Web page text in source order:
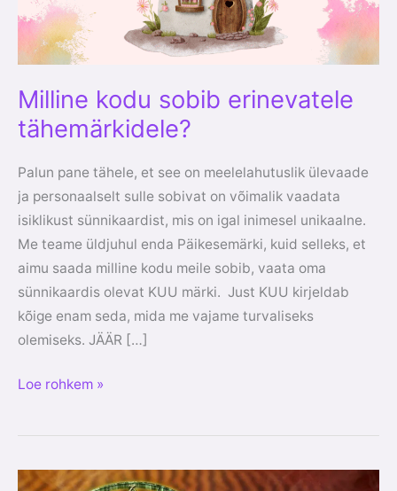
Milline kodu sobib erinevatele
tähemärkidele?
Palun pane tähele, et see on meelelahutuslik ülevaade
ja personaalselt sulle sobivat on võimalik vaadata
isiklikust sünnikaardist, mis on igal inimesel unikaalne.
Me teame üldjuhul enda Päikesemärki, kuid selleks, et
aimu saada milline kodu meile sobib, vaata oma
sünnikaardis olevat KUU märki. Just KUU kirjeldab
kõige enam seda, mida me vajame turvaliseks
olemiseks. JÄÄR […]
Loe rohkem »
Sõnni